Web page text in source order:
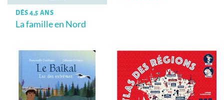
DÈS 4,5 ANS
La famille en Nord